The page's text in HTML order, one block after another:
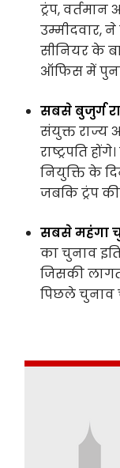
ट्रंप, वर्तमान
उम्मीदवार, ने
सीनियर के
ऑफिस में
सबसे बुजुर्ग
संयुक्त राज्य
राष्ट्रपति
नियुक्ति के
जबकि ट्रंप की
सबसे महंगा
का चुनाव
जिसकी
पिछले चुनाव